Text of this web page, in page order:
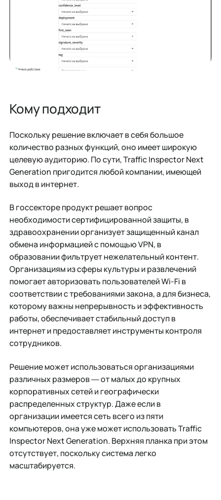
Кому подходит
Поскольку решение включает в себя большое
количество разных функций, оно имеет широкую
целевую аудиторию. По сути, Traffic Inspector Next
Generation пригодится любой компании, имеющей
выход в интернет.
В госсекторе продукт решает вопрос
необходимости сертифицированной защиты, в
здравоохранении организует защищенный канал
обмена информацией с помощью VPN, в
образовании фильтрует нежелательный контент.
Организациям из сферы культуры и развлечений
помогает авторизовать пользователей Wi-Fi в
соответствии с требованиями закона, а для бизнеса,
которому важны непрерывность и эффективность
работы, обеспечивает стабильный доступ в
интернет и предоставляет инструменты контроля
сотрудников.
Решение может использоваться организациями
различных размеров ― от малых до крупных
корпоративных сетей и географически
распределенных структур. Даже если в
организации имеется сеть всего из пяти
компьютеров, она уже может использовать Traffic
Inspector Next Generation. Верхняя планка при этом
отсутствует, поскольку система легко
масштабируется.